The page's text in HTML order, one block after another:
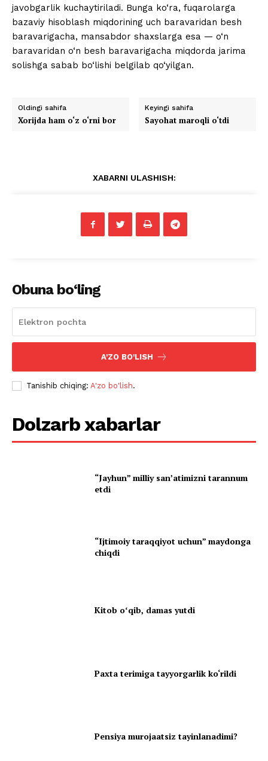
javobgarlik kuchaytiriladi. Bunga ko‘ra, fuqarolarga
bazaviy hisoblash miqdorining uch baravaridan besh
baravarigacha, mansabdor shaxslarga esa — o‘n
baravaridan o‘n besh baravarigacha miqdorda jarima
solishga sabab bo‘lishi belgilab qo‘yilgan.
Oldingi sahifa
Xorijda ham o‘z o‘rni bor
Keyingi sahifa
Sayohat maroqli o‘tdi
XABARNI ULASHISH:
Obuna bo‘ling
A'ZO BO'LISH
Tanishib chiqing: A'zo bo'lish.
Dolzarb xabarlar
“Jayhun” milliy san’atimizni tarannum
etdi
“Ijtimoiy taraqqiyot uchun” maydonga
chiqdi
Kitob oʻqib, damas yutdi
Paxta terimiga tayyorgarlik ko‘rildi
Pensiya murojaatsiz tayinlanadimi?